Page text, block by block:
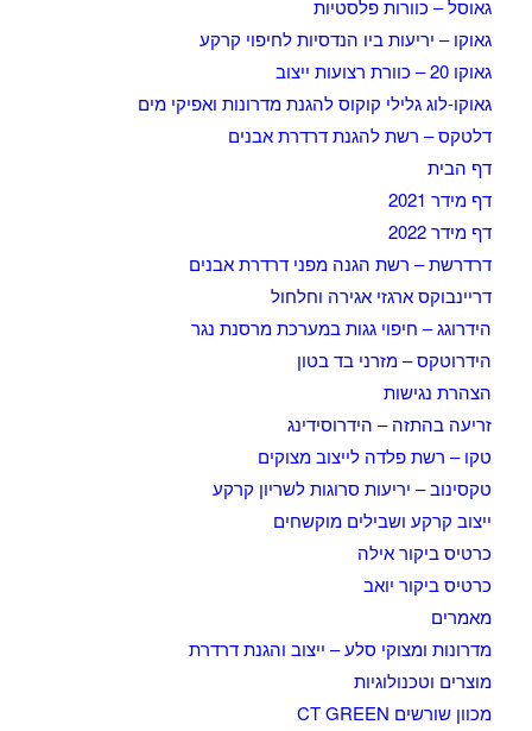
גאוסל – כוורות פלסטיות
גאוקו – יריעות ביו הנדסיות לחיפוי קרקע
גאוקו 20 – כוורת רצועות ייצוב
גאוקו-לוג גלילי קוקוס להגנת מדרונות ואפיקי מים
דלטקס – רשת להגנת דרדרת אבנים
דף הבית
דף מידר 2021
דף מידר 2022
דרדרשת – רשת הגנה מפני דרדרת אבנים
דריינבוקס ארגזי אגירה וחלחול
הידרוגג – חיפוי גגות במערכת מרסנת נגר
הידרוטקס – מזרני בד בטון
הצהרת נגישות
זריעה בהתזה – הידרוסידינג
טקו – רשת פלדה לייצוב מצוקים
טקסינוב – יריעות סרוגות לשריון קרקע
ייצוב קרקע ושבילים מוקשחים
כרטיס ביקור אילה
כרטיס ביקור יואב
מאמרים
מדרונות ומצוקי סלע – ייצוב והגנת דרדרת
מוצרים וטכנולוגיות
מכוון שורשים CT GREEN